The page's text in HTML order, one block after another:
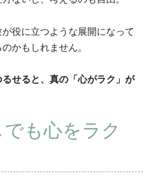
役に立つような展開になって
かもしれません。
せると、真の「心がラク」が
も心をラク